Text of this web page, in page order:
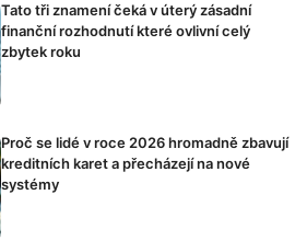
Tato tři znamení čeká v úterý zásadní
finanční rozhodnutí které ovlivní celý
zbytek roku
Proč se lidé v roce 2026 hromadně zbavují
kreditních karet a přecházejí na nové
systémy